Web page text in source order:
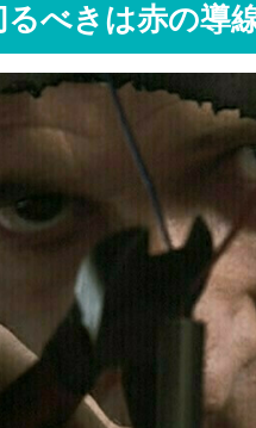
るべきは赤の導